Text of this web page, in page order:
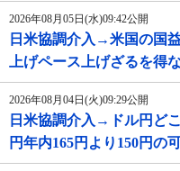
2026年08月05日(水)09:42公開
日米協調介入→米国の国
上げペース上げざるを得
2026年08月04日(火)09:29公開
日米協調介入→ドル円ど
円年内165円より150円の